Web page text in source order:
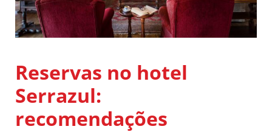
Reservas no hotel
Serrazul:
recomendações